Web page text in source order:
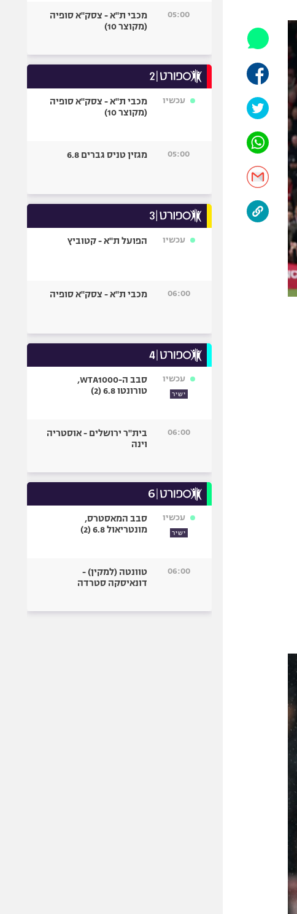
אופניים
כדורמים
פוטבול אמריקאי NFL
בייסבול MLB
ספורט אתגרי
05:00
מכבי ת"א - צסק"א סופיה
(מקוצר 10)
עכשיו
מכבי ת"א - צסק"א סופיה
(מקוצר 10)
05:00 מגזין טניס גברים 6.8
עכשיו הפועל ת"א - קטוביץ
06:00 מכבי ת"א - צסק"א סופיה
עכשיו
ישיר
סבב ה-WTA1000,
טורונטו 6.8 (2)
06:00
בית"ר ירושלים - אוסטריה
וינה
עכשיו
ישיר
סבב המאסטרס,
מונטריאול 6.8 (2)
06:00
טוונטה (למקין) -
דונאיסקה סטרדה